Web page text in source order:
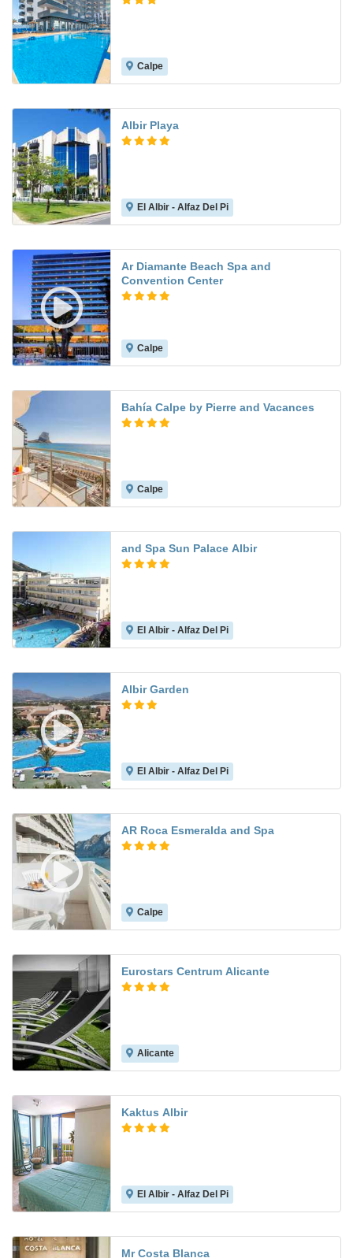
Calpe
Albir Playa
El Albir - Alfaz Del Pi
Ar Diamante Beach Spa and
Convention Center
Calpe
Bahía Calpe by Pierre and Vacances
Calpe
and Spa Sun Palace Albir
El Albir - Alfaz Del Pi
Albir Garden
El Albir - Alfaz Del Pi
AR Roca Esmeralda and Spa
Calpe
Eurostars Centrum Alicante
Alicante
Kaktus Albir
El Albir - Alfaz Del Pi
Mr Costa Blanca